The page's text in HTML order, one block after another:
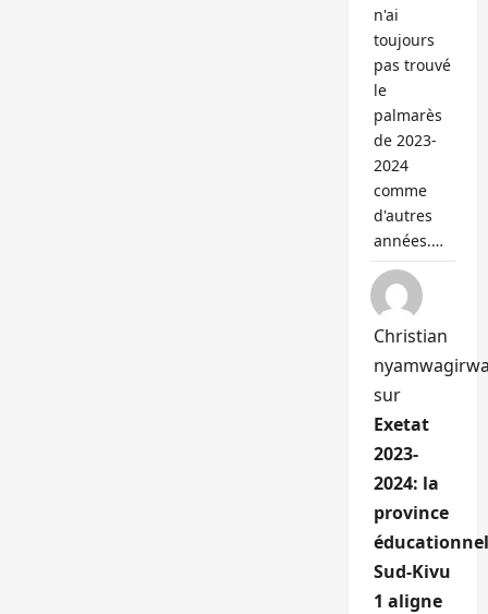
n'ai
toujours
pas trouvé
le
palmarès
de 2023-
2024
comme
d'autres
années.…
Christian
sur
Exetat
2023-
2024: la
province
Sud-Kivu
1 aligne